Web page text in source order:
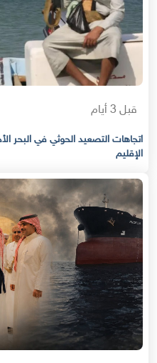
قبل 3 أيام
اتجاهات التصعيد الحوثي في البحر
الإقليم